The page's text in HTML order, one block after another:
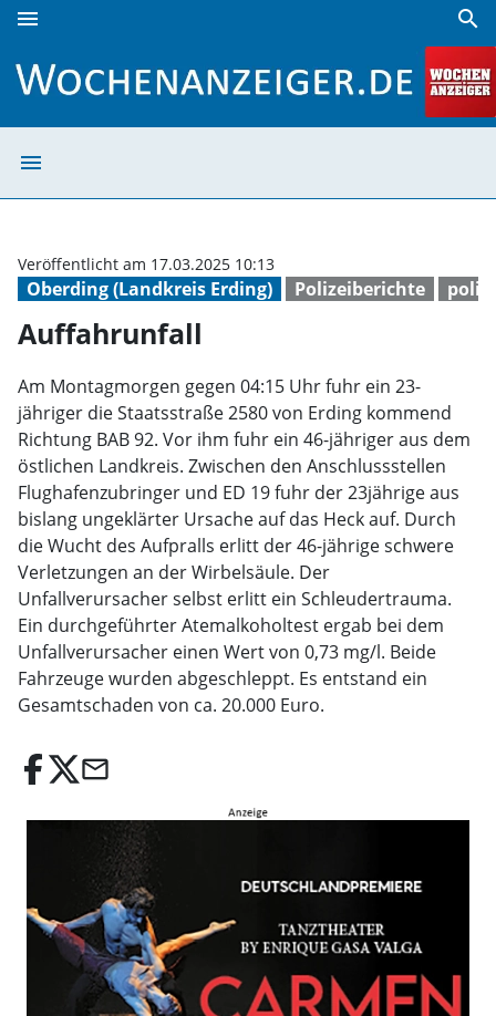
menu search
menu
Oberding (Landkreis Erding) Polizeiberichte
Veröffentlicht am 17.03.2025 10:13
Auffahrunfall
Am Montagmorgen gegen 04:15 Uhr fuhr ein 23-
jähriger die Staatsstraße 2580 von Erding kommend
Richtung BAB 92. Vor ihm fuhr ein 46-jähriger aus dem
östlichen Landkreis. Zwischen den Anschlussstellen
Flughafenzubringer und ED 19 fuhr der 23jährige aus
bislang ungeklärter Ursache auf das Heck auf. Durch
die Wucht des Aufpralls erlitt der 46-jährige schwere
Verletzungen an der Wirbelsäule. Der
Unfallverursacher selbst erlitt ein Schleudertrauma.
Ein durchgeführter Atemalkoholtest ergab bei dem
Unfallverursacher einen Wert von 0,73 mg/l. Beide
Fahrzeuge wurden abgeschleppt. Es entstand ein
Gesamtschaden von ca. 20.000 Euro.
email